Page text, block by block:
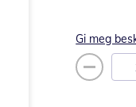
Gi meg